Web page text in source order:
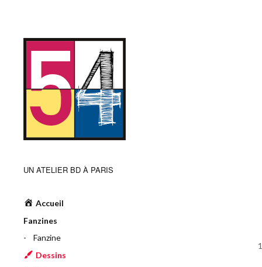
UN ATELIER BD À PARIS
Accueil
Fanzines
Fanzine
Dessins